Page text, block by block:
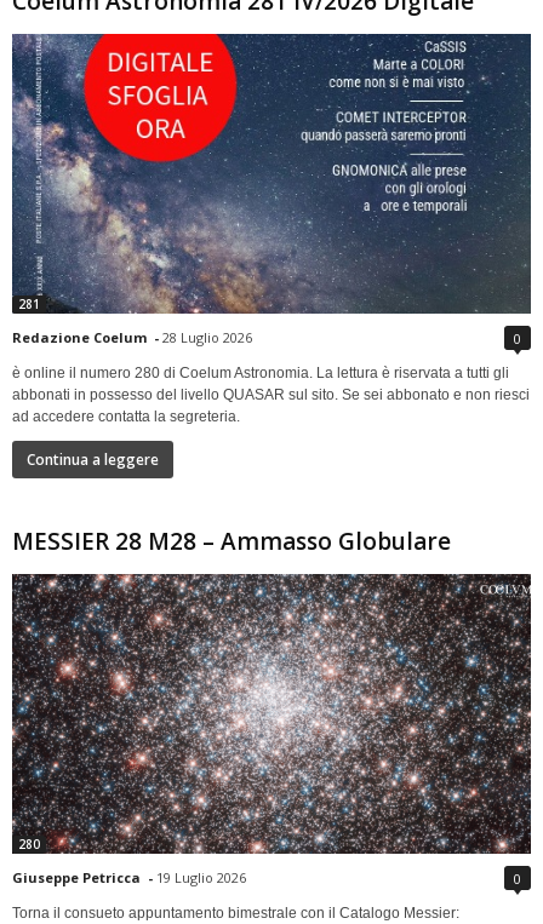
281
Redazione Coelum - 28 Luglio 2026 0
è online il numero 280 di Coelum Astronomia. La lettura è riservata a tutti gli
abbonati in possesso del livello QUASAR sul sito. Se sei abbonato e non riesci
ad accedere contatta la segreteria.
Continua a leggere
MESSIER 28 M28 – Ammasso Globulare
280
Giuseppe Petricca - 19 Luglio 2026 0
Torna il consueto appuntamento bimestrale con il Catalogo Messier: